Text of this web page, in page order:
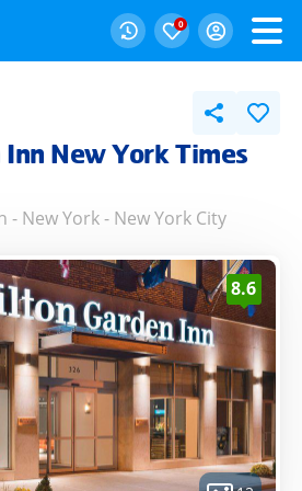
0
New York Times
- New York- New York City
8.6